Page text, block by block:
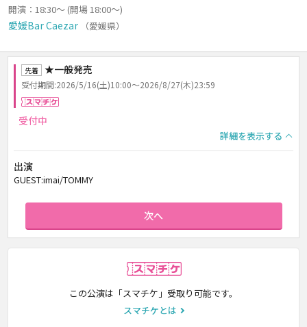
開演：18:30～ (開場 18:00～)
愛媛Bar Caezar （愛媛県）
先着 ★一般発売
受付期間:2026/5/16(土)10:00～2026/8/27(木)23:59
受付中
詳細を表示する
出演
GUEST:imai/TOMMY
次へ
この公演は「スマチケ」受取り可能です。
スマチケとは